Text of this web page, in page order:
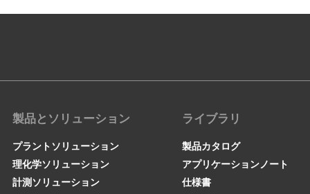
製品とソリューション
プラントソリューション
理化学ソリューション
計測ソリューション
ライブラリ
製品カタログ
アプリケーションノート
仕様書